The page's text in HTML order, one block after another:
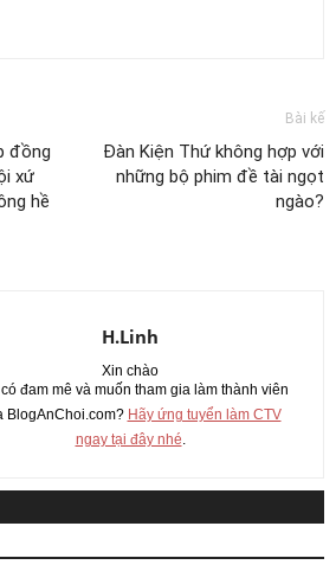
đồng
xứ
hề
Bài kế
Đàn Kiện Thứ không hợp với
những bộ phim đề tài ngọt
ngào?
H.Linh
Xin chào
có đam mê và muốn tham gia làm thành viên
BlogAnChoi.com? Hãy ứng tuyển làm CTV
ngay tại đây nhé.